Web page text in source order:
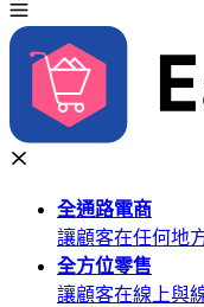
全通路電商
讓顧客在任何地
全方位零售
讓顧客在線上與